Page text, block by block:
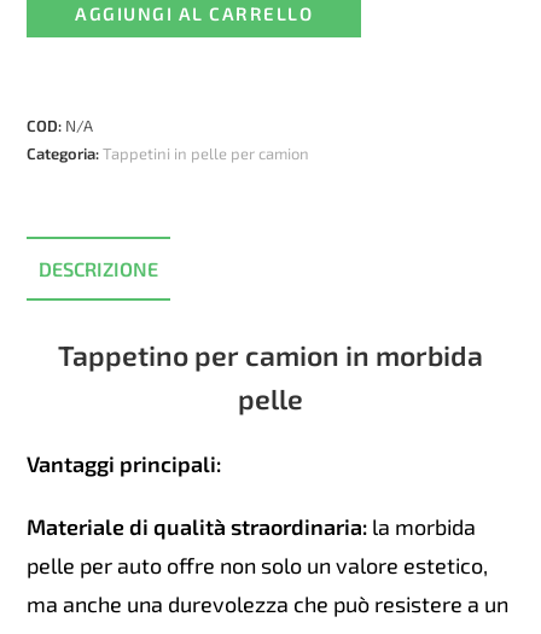
XG+
-
AGGIUNGI AL CARRELLO
COD: N/A
Categoria:Tappetini in pelle per camion
DESCRIZIONE
Tappetino per camion in morbida
pelle
Vantaggi principali:
Materiale di qualità straordinaria: la morbida
pelle per auto offre non solo un valore estetico,
ma anche una durevolezza che può resistere a un